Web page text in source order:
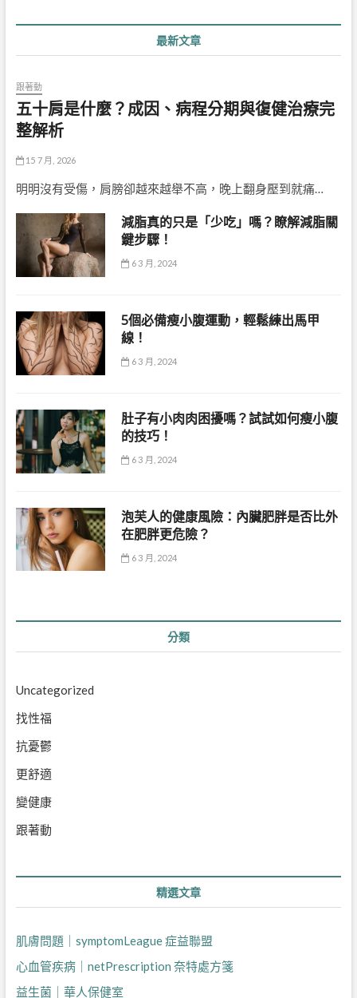
最新文章
跟著動
五十肩是什麼？成因、病程分期與復健治療完
整解析
15 7 月, 2026
明明沒有受傷，肩膀卻越來越舉不高，晚上翻身壓到就痛…
減脂真的只是「少吃」嗎？瞭解減脂關
鍵步驟！
6 3 月, 2024
5個必備瘦小腹運動，輕鬆練出馬甲
線！
6 3 月, 2024
肚子有小肉肉困擾嗎？試試如何瘦小腹
的技巧！
6 3 月, 2024
泡芙人的健康風險：內臟肥胖是否比外
在肥胖更危險？
6 3 月, 2024
分類
Uncategorized
找性福
抗憂鬱
更舒適
變健康
跟著動
精選文章
肌膚問題｜symptomLeague 症益聯盟
心血管疾病｜netPrescription 奈特處方箋
益生菌｜華人保健室